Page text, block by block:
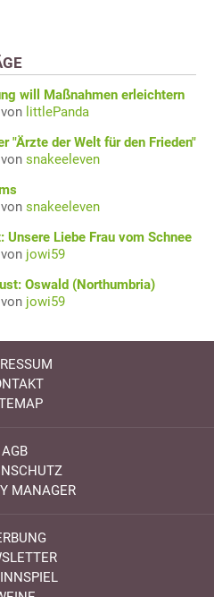
will Maßnahmen erleichtern
littlePanda
"Ärzte der Welt für den Frieden"
snakeeleven
snakeeleven
Unsere Liebe Frau vom Schnee
jowi59
Oswald (Northumbria)
jowi59
AGB
MANAGER